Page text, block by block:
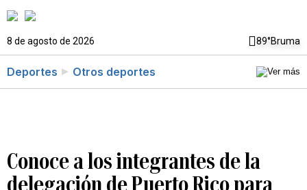
8 de agosto de 2026 89°Bruma
Deportes Otros deportes
Conoce a los integrantes de la
delegación de Puerto Rico para